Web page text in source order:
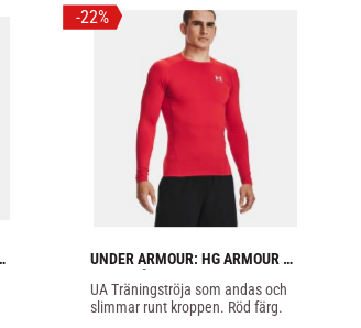
UNDER ARMOUR: HG ARMOUR
COMP LÅNGÄRMAD - RÖD
UA Träningströja som andas och
slimmar runt kroppen. Röd färg.
22%